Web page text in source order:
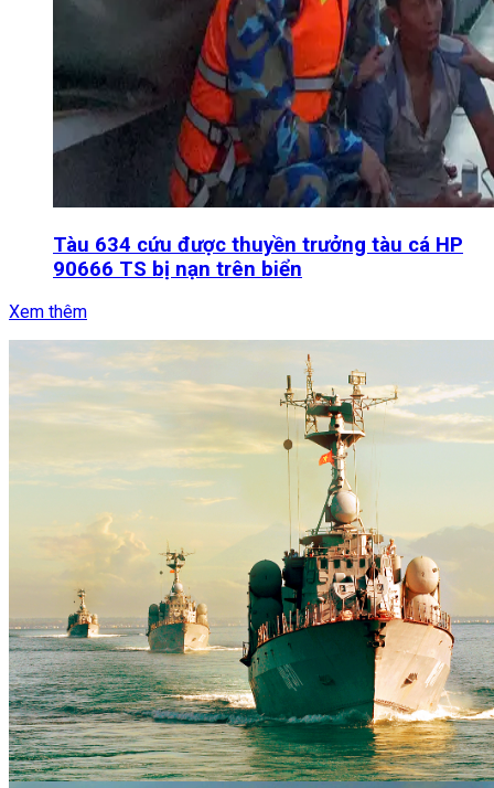
Tàu 634 cứu được thuyền trưởng tàu cá HP
90666 TS bị nạn trên biển
Xem thêm